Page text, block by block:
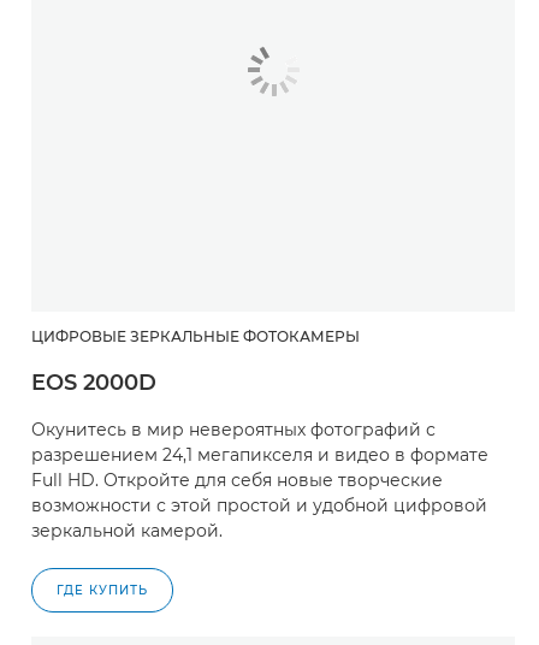
ЦИФРОВЫЕ ЗЕРКАЛЬНЫЕ ФОТОКАМЕРЫ
EOS 2000D
Окунитесь в мир невероятных фотографий с
разрешением 24,1 мегапикселя и видео в формате
Full HD. Откройте для себя новые творческие
возможности с этой простой и удобной цифровой
зеркальной камерой.
ГДЕ КУПИТЬ